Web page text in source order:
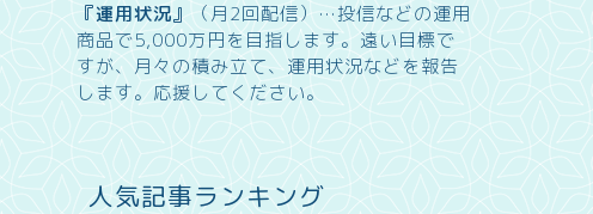
『運用状況』 （月2回配信）…投信などの運用
商品で5,000万円を目指します。遠い目標で
すが、月々の積み立て、運用状況などを報告
します。 応援してください。
人気記事ランキング